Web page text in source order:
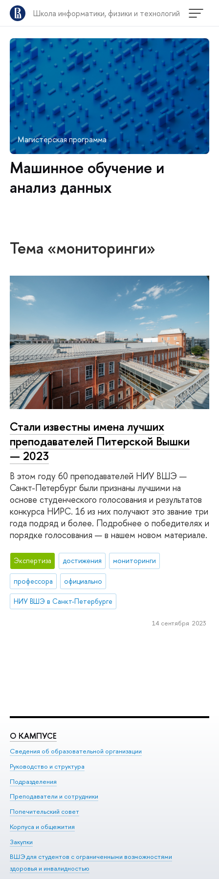
Школа информатики, физики и технологий
Магистерская программа
Машинное обучение и
анализ данных
Тема «мониторинги»
Стали известны имена лучших
преподавателей Питерской Вышки
— 2023
В этом году 60 преподавателей НИУ ВШЭ —
Санкт-Петербург были признаны лучшими на
основе студенческого голосования и результатов
конкурса НИРС. 16 из них получают это звание три
года подряд и более. Подробнее о победителях и
порядке голосования — в нашем новом материале.
Экспертиза достижения мониторинги
профессора официально
НИУ ВШЭ в Санкт-Петербурге
14 сентября 2023
О КАМПУСЕ
Сведения об образовательной организации
Руководство и структура
Подразделения
Преподаватели и сотрудники
Попечительский совет
Корпуса и общежития
Закупки
ВШЭ для студентов с ограниченными возможностями
здоровья и инвалидностью